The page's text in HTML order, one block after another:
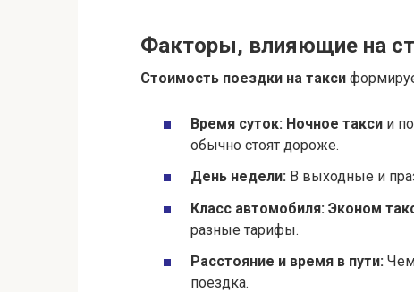
Факторы, влияющие на
Стоимость поездки на такси
Время суток: Ночное такси и
обычно стоят дороже.
День недели: В выходные и
Класс автомобиля: Эконом
разные тарифы.
Расстояние и время в пути:
поездка.